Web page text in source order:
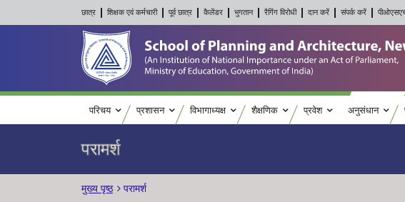
छात्र शिक्षक एवं कर्मचारी पूर्व छात्र कैलेंडर भुगतान रैगिंग विरोधी दान करें संपर्क करें
Main navigation
परिचय प्रशासन विभागाध्यक्ष शैक्षणिक प्रवेश अनुसंधान
परामर्श
पग चिन्ह
मुख्य पृष्ठ परामर्श